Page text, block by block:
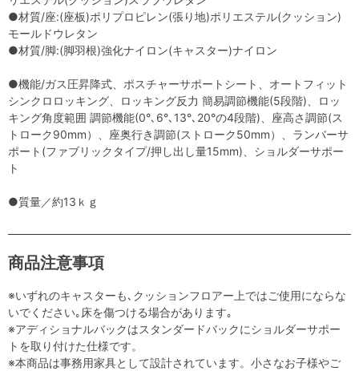
●材質/座:(座板)ポリプロピレン(張り地)ポリエステル(クッション)
モールドウレタン
●材質/脚:(脚羽根)強化ナイロン(キャスター)ナイロン
●機能/ガス圧昇降式、ポスチャーサポートシート、オートフィット
シンクロロッキング、ロッキング反力 簡易調節機能(5段階)、ロッ
キング角度範囲 調節機能(0°､6°､13°､20°の4段階)、座高さ調節(ス
トローク90mm）、座奥行き調節(ストローク50mm）、ランバーサ
ポート(ファブリックタイプ/押し出し量15mm)、ショルダーサポー
ト
●質量／約13ｋｇ
商品注意事項
※いずれのキャスターも､クッションフロアー上ではご使用にならな
いでください｡床を傷つける場合があります｡
※アディショナルバックはスタンダードバックにショルダーサポー
トを取り付けた仕様です。
※本商品は事務用家具として設計されています。小さなお子様やご